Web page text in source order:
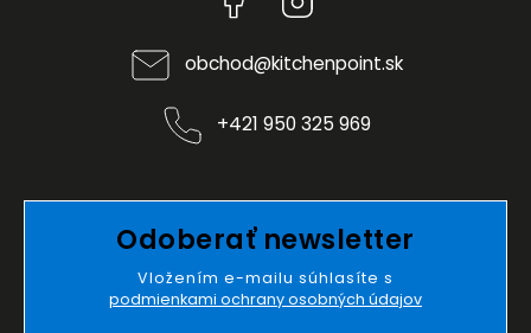
obchod@kitchenpoint.sk
+421 950 325 969
Odoberať newsletter
Vložením e-mailu súhlasíte s
podmienkami ochrany osobných údajov